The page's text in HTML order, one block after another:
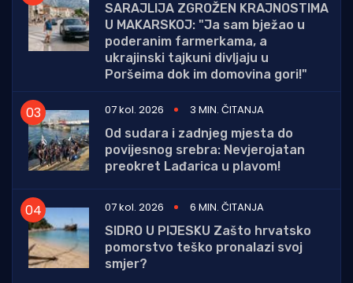
SARAJLIJA ZGROŽEN KRAJNOSTIMA
U MAKARSKOJ: "Ja sam bježao u
poderanim farmerkama, a
ukrajinski tajkuni divljaju u
Poršeima dok im domovina gori!"
07 kol. 2026
3 MIN. ČITANJA
Od sudara i zadnjeg mjesta do
povijesnog srebra: Nevjerojatan
preokret Lađarica u plavom!
07 kol. 2026
6 MIN. ČITANJA
SIDRO U PIJESKU Zašto hrvatsko
pomorstvo teško pronalazi svoj
smjer?